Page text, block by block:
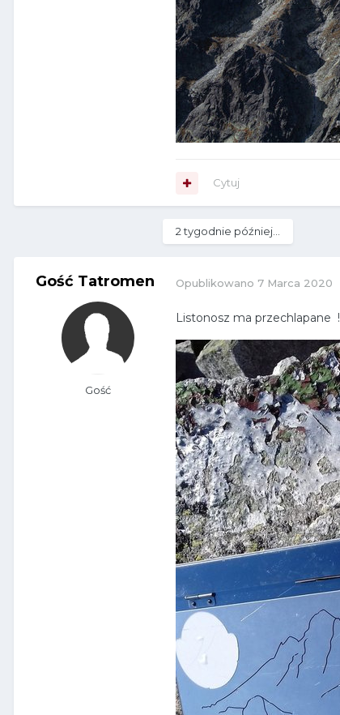
Cytuj
2 tygodnie później...
Gość Tatromen
Gość
Opublikowano 7 Marca 2020
Listonosz ma przechlapane !